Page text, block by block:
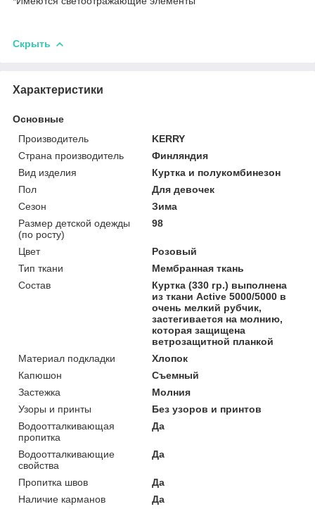
Скрыть
Характеристики
Основные
Производитель
KERRY
Страна производитель
Финляндия
Вид изделия
Куртка и полукомбинезон
Пол
Для девочек
Сезон
Зима
Размер детской одежды
(по росту)
98
Цвет
Розовый
Тип ткани
Мембранная ткань
Состав
Куртка (330 гр.) выполнена
из ткани Active 5000/5000 в
очень мелкий рубчик,
застегивается на молнию,
которая защищена
ветрозащитной планкой
Материал подкладки
Хлопок
Капюшон
Съемный
Застежка
Молния
Узоры и принты
Без узоров и принтов
Водоотталкивающая
пропитка
Да
Водоотталкивающие
свойства
Да
Пропитка швов
Да
Наличие карманов
Да